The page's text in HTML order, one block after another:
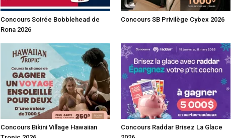
Concours Soirée Bobblehead de
Rona 2026
Concours SB Privilège Cybex 2026
Concours Bikini Village Hawaiian
Concours Raddar Brisez La Glace